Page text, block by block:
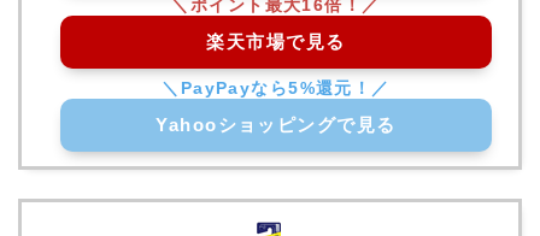
楽天市場で見る
Yahooショッピングで見る